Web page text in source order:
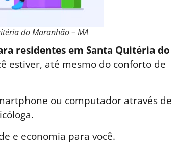
do Maranhão – MA
residentes em Santa Quitéria do
estiver, até mesmo do conforto de
ou computador através de
e economia para você.